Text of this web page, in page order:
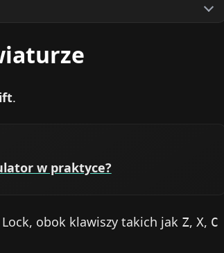
.
w praktyce?
obok klawiszy takich jak Z, X, C